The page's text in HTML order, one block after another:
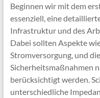
Beginnen wir mit dem
essenziell, eine
Infrastruktur und des
Dabei sollten Aspekte
Stromversorgung, und
Sicherheitsmaßnahmen
berücksichtigt werden.
unterschiedliche